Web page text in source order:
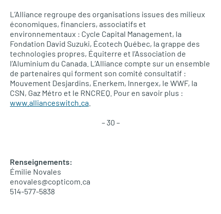
L’Alliance regroupe des organisations issues des milieux
économiques, financiers, associatifs et
environnementaux : Cycle Capital Management, la
Fondation David Suzuki, Écotech Québec, la grappe des
technologies propres, Équiterre et l’Association de
l’Aluminium du Canada. L’Alliance compte sur un ensemble
de partenaires qui forment son comité consultatif :
Mouvement Desjardins, Enerkem, Innergex, le WWF, la
CSN, Gaz Métro et le RNCREQ. Pour en savoir plus :
www.allianceswitch.ca
– 30 –
Renseignements:
Émilie Novales
enovales@copticom.ca
514-577-5838